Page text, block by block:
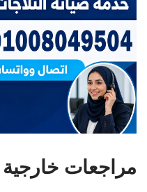
مراجعات خارجية